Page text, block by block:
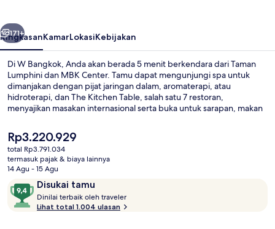
Berikutnya
171+
RingkasanKamarLokasiKebijakan
Di W Bangkok, Anda akan berada 5 menit berkendara dari Taman
Lumphini dan MBK Center. Tamu dapat mengunjungi spa untuk
dimanjakan dengan pijat jaringan dalam, aromaterapi, atau
hidroterapi, dan The Kitchen Table, salah satu 7 restoran,
menyajikan masakan internasional serta buka untuk sarapan, makan
meliputi 2 bar/lounge, kolam renang outdoor, dan bar tepi kolam
renang. Para traveler menyukai staf. Properti ini berada dekat
dengan transportasi umum: Stasiun Sathorn berjarak 4 menit dan
Stasiun Saint Louis berjarak 4 menit.
Harga
saat
ini
Rp3.220.929
Rp3.220.929
total Rp3.791.034
termasuk pajak & biaya lainnya
14 Agu - 15 Agu
Ulasan Disukai tamu
9,4
dari
10,
Dinilai terbaik oleh traveler
Lihat total 1.004 ulasan